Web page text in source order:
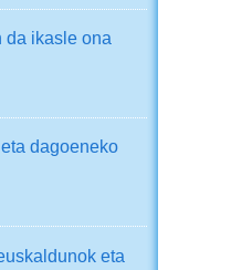
da ikasle ona
dagoeneko
eta